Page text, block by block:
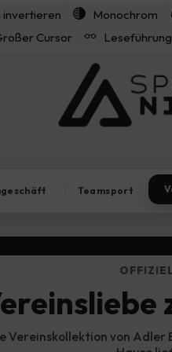
invertieren Monochrom
Cursor Leseführung
Teamsport
Vereinskollektion von